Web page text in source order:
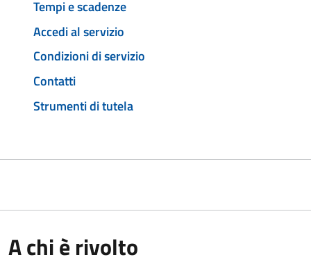
Tempi e scadenze
Accedi al servizio
Condizioni di servizio
Contatti
Strumenti di tutela
A chi è rivolto